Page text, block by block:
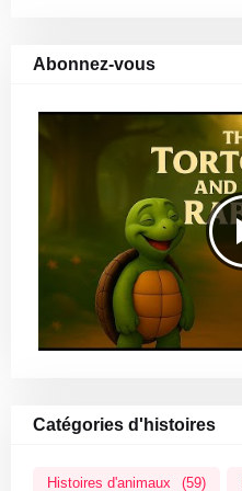
Abonnez-vous
Catégories d'histoires
Histoires d'animaux (59)